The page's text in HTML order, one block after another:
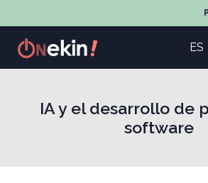
ES
IA y el desarrollo de
software